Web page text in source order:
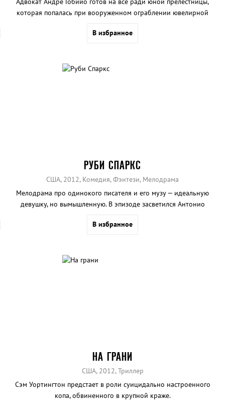
которая попалась при вооруженном ограблении ювелирной
В избранное
РУБИ СПАРКС
США, 2012, Комедия, Фэнтези, Мелодрама
Мелодрама про одинокого писателя и его музу — идеальную
девушку, но вымышленную. В эпизоде засветился Антонио
В избранное
НА ГРАНИ
США, 2012, Триллер
Сэм Уортингтон предстает в роли суицидально настроенного
копа, обвиненного в крупной краже.